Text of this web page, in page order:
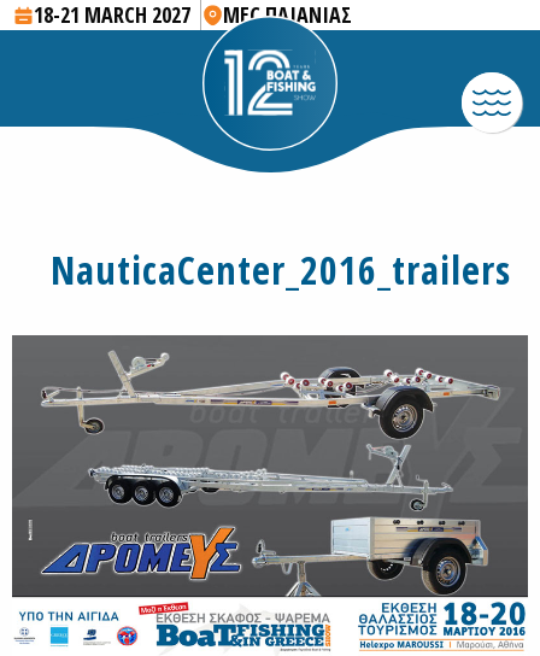
18-21 MARCH 2027 MEC ΠΑΙΑΝΙΑΣ
NauticaCenter_2016_trailers